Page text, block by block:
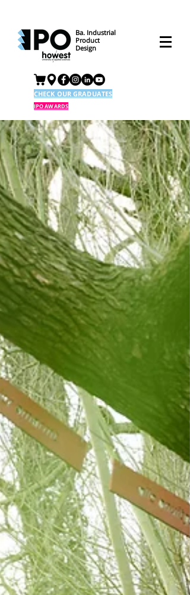
Ba. Industrial
Product
Design
CHECK OUR GRADUATES
IPO AWARDS